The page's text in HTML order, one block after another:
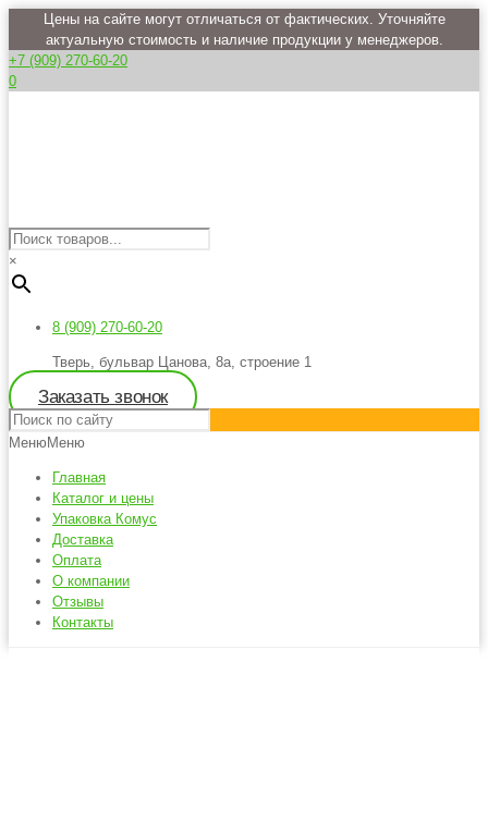
Цены на сайте могут отличаться от фактических. Уточняйте
актуальную стоимость и наличие продукции у менеджеров.
+7 (909) 270-60-20
0
×
8 (909) 270-60-20
Тверь, бульвар Цанова, 8а, строение 1
Заказать звонок
МенюМеню
Главная
Каталог и цены
Упаковка Комус
Доставка
Оплата
О компании
Отзывы
Контакты